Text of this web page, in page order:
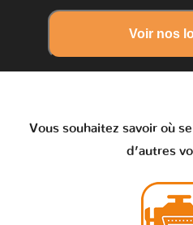
Voir nos
Vous souhaitez savoir où
d’autres